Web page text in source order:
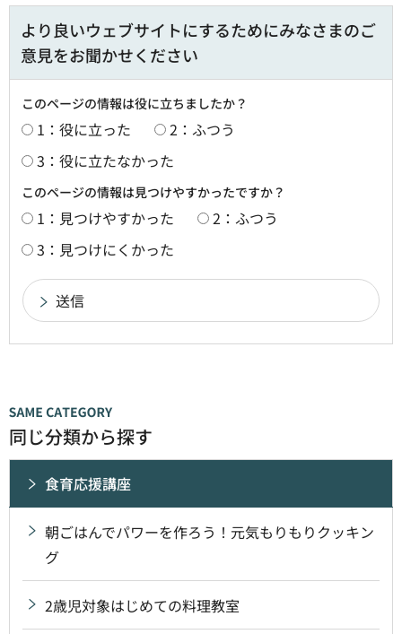
より良いウェブサイトにするためにみなさまのご
意見をお聞かせください
このページの情報は役に立ちましたか？
1：役に立った
2：ふつう
3：役に立たなかった
このページの情報は見つけやすかったですか？
1：見つけやすかった
2：ふつう
3：見つけにくかった
同じ分類から探す
食育応援講座
朝ごはんでパワーを作ろう！元気もりもりクッキン
グ
2歳児対象はじめての料理教室